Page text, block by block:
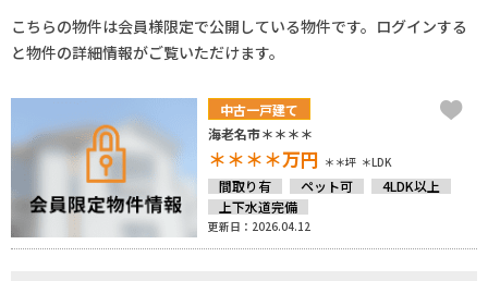
こちらの物件は会員様限定で公開している物件です。ログインする
と物件の詳細情報がご覧いただけます。
中古一戸建て
海老名市＊＊＊＊
＊＊＊＊万円 ＊＊坪 ＊LDK
間取り有 ペット可
4LDK以上
上下水道完備
更新日：2026.04.12